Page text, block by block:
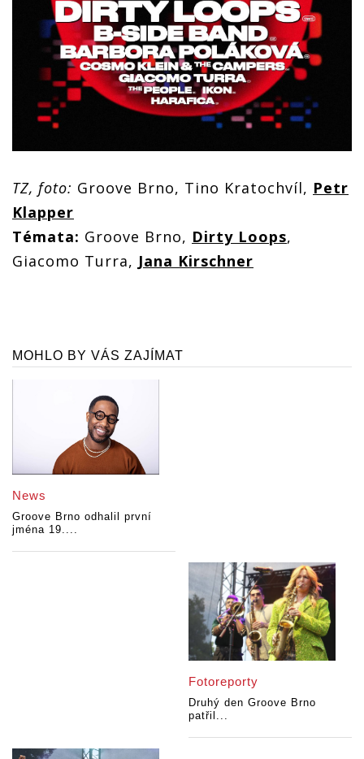
TZ, foto: Groove Brno, Tino Kratochvíl, Petr
Klapper
Témata: Groove Brno, Dirty Loops,
Giacomo Turra, Jana Kirschner
MOHLO BY VÁS ZAJÍMAT
News
Groove Brno odhalil první
jména 19....
Fotoreporty
Druhý den Groove Brno
patřil...